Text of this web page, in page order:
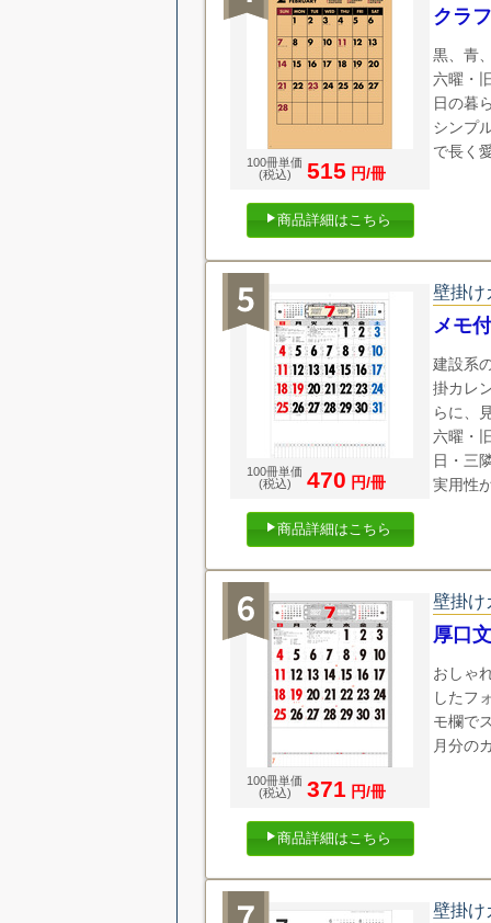
100冊単価
(税込)
515 円/冊
商品詳細はこちら
クラ
黒、青
六曜・
日の暮
シンプ
で長く
100冊単価
(税込)
470 円/冊
商品詳細はこちら
壁掛け
メモ
建設系
掛カレ
らに、
六曜・
日・三
実用性
100冊単価
(税込)
371 円/冊
商品詳細はこちら
壁掛け
厚口
おしゃ
したフ
モ欄で
月分の
壁掛け